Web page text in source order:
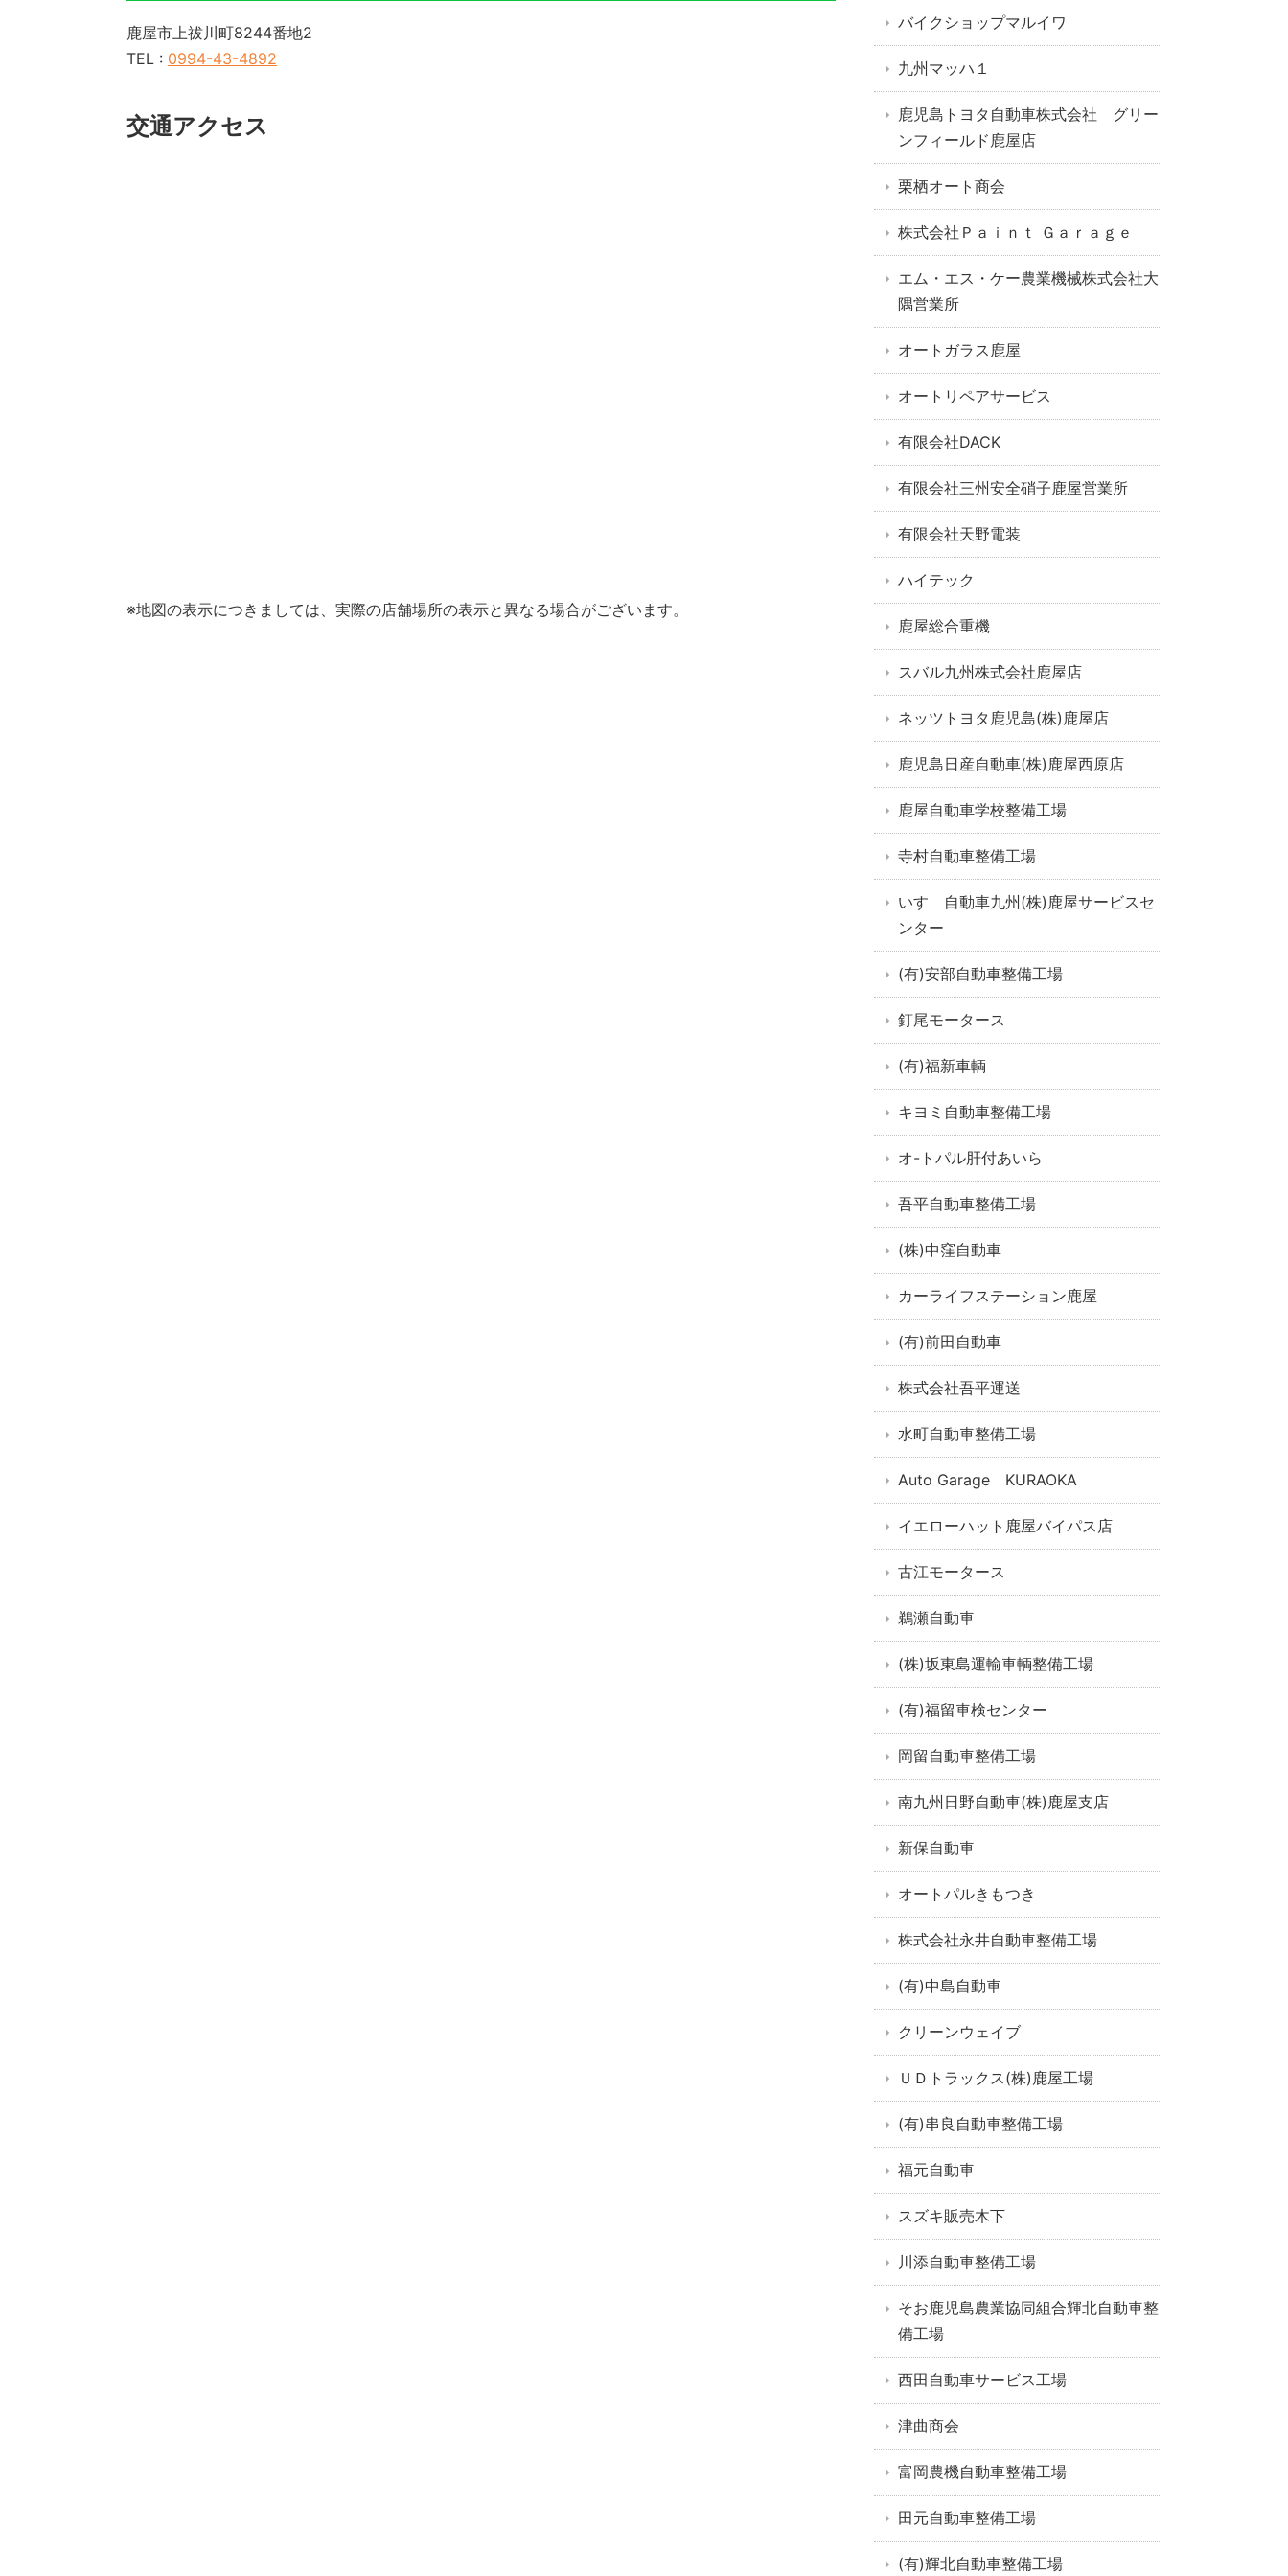
鹿屋市上祓川町8244番地2
TEL : 0994-43-4892
交通アクセス
※地図の表示につきましては、実際の店舗場所の表示と異なる場合がございます。
バイクショップマルイワ
九州マッハ１
鹿児島トヨタ自動車株式会社 グリー
ンフィールド鹿屋店
栗栖オート商会
株式会社Ｐａｉｎｔ Ｇａｒａｇｅ
エム・エス・ケー農業機械株式会社大
隅営業所
オートガラス鹿屋
オートリペアサービス
有限会社DACK
有限会社三州安全硝子鹿屋営業所
有限会社天野電装
ハイテック
鹿屋総合重機
スバル九州株式会社鹿屋店
ネッツトヨタ鹿児島(株)鹿屋店
鹿児島日産自動車(株)鹿屋西原店
鹿屋自動車学校整備工場
寺村自動車整備工場
いすゞ自動車九州(株)鹿屋サービスセ
ンター
(有)安部自動車整備工場
釘尾モータース
(有)福新車輌
キヨミ自動車整備工場
オ-トパル肝付あいら
吾平自動車整備工場
(株)中窪自動車
カーライフステーション鹿屋
(有)前田自動車
株式会社吾平運送
水町自動車整備工場
Auto Garage KURAOKA
イエローハット鹿屋バイパス店
古江モータース
鵜瀬自動車
(株)坂東島運輸車輌整備工場
(有)福留車検センター
岡留自動車整備工場
南九州日野自動車(株)鹿屋支店
新保自動車
オートパルきもつき
株式会社永井自動車整備工場
(有)中島自動車
クリーンウェイブ
ＵＤトラックス(株)鹿屋工場
(有)串良自動車整備工場
福元自動車
スズキ販売木下
川添自動車整備工場
そお鹿児島農業協同組合輝北自動車整
備工場
西田自動車サービス工場
津曲商会
富岡農機自動車整備工場
田元自動車整備工場
(有)輝北自動車整備工場